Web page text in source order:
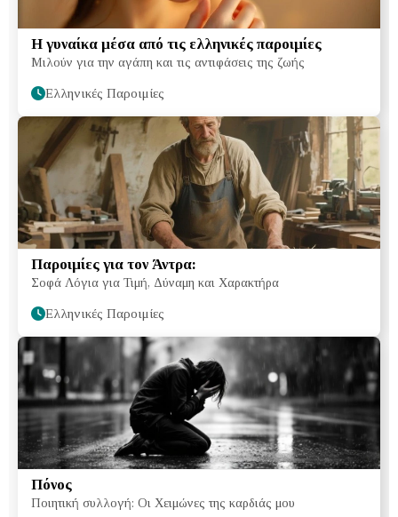
Η γυναίκα μέσα από τις ελληνικές παροιμίες
Μιλούν για την αγάπη και τις αντιφάσεις της ζωής
Ελληνικές Παροιμίες
Παροιμίες για τον Άντρα:
Σοφά Λόγια για Τιμή, Δύναμη και Χαρακτήρα
Ελληνικές Παροιμίες
Πόνος
Ποιητική συλλογή: Οι Χειμώνες της καρδιάς μου